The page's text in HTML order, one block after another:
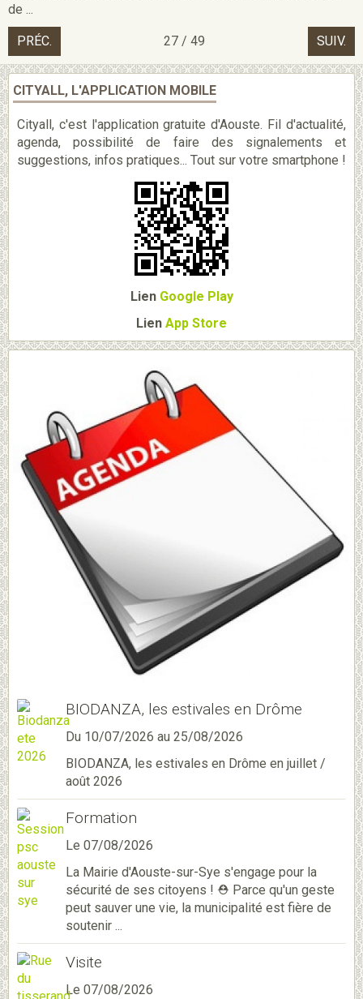
de ...
PRÉC. 27 / 49 SUIV.
CITYALL, L'APPLICATION MOBILE
Cityall, c'est l'application gratuite d'Aouste. Fil d'actualité,
agenda, possibilité de faire des signalements et
suggestions, infos pratiques... Tout sur votre smartphone !
Lien Google Play
Lien App Store
BIODANZA, les estivales en Drôme
Du 10/07/2026 au 25/08/2026
BIODANZA, les estivales en Drôme en juillet /
août 2026
Formation
Le 07/08/2026
La Mairie d'Aouste-sur-Sye s'engage pour la
sécurité de ses citoyens ! ⛑️ Parce qu'un geste
peut sauver une vie, la municipalité est fière de
soutenir ...
Visite
Le 07/08/2026